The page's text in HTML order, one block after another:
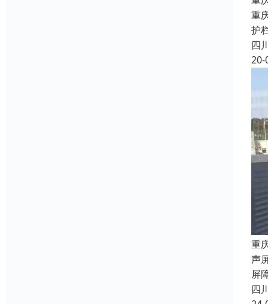
重
护
四
20-
重
声
屏
四